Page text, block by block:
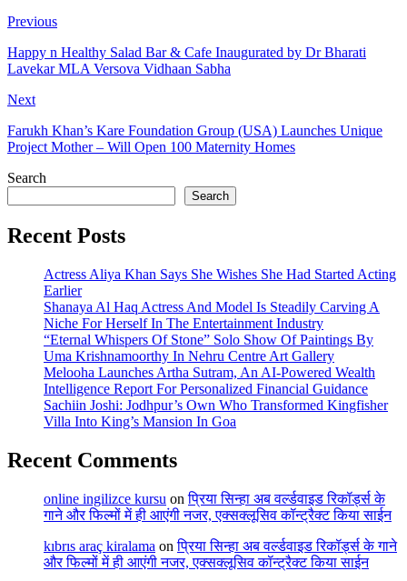
Previous
Happy n Healthy Salad Bar & Cafe Inaugurated by Dr Bharati
Lavekar MLA Versova Vidhaan Sabha
Next
Farukh Khan’s Kare Foundation Group (USA) Launches Unique
Project Mother – Will Open 100 Maternity Homes
Search
Search
Recent Posts
Actress Aliya Khan Says She Wishes She Had Started Acting
Earlier
Shanaya Al Haq Actress And Model Is Steadily Carving A
Niche For Herself In The Entertainment Industry
“Eternal Whispers Of Stone” Solo Show Of Paintings By
Uma Krishnamoorthy In Nehru Centre Art Gallery
Melooha Launches Artha Sutram, An AI-Powered Wealth
Intelligence Report For Personalized Financial Guidance
Sachiin Joshi: Jodhpur’s Own Who Transformed Kingfisher
Villa Into King’s Mansion In Goa
Recent Comments
online ingilizce kursu onप्रिया सिन्हा अब वर्ल्डवाइड रिकॉर्ड्स के
गाने और फिल्मों में ही आएंगी नजर, एक्सक्लूसिव कॉन्ट्रैक्ट किया साईन
kıbrıs araç kiralama onप्रिया सिन्हा अब वर्ल्डवाइड रिकॉर्ड्स के गाने
और फिल्मों में ही आएंगी नजर, एक्सक्लूसिव कॉन्ट्रैक्ट किया साईन